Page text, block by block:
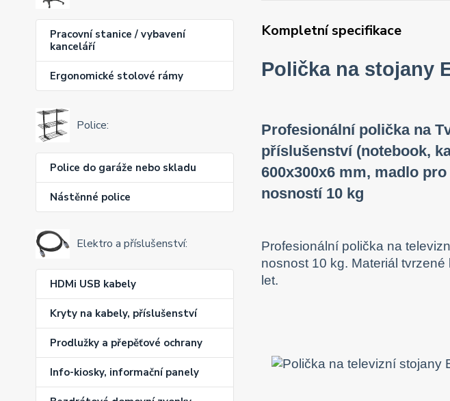
Pracovní stanice / vybavení
kanceláří
Ergonomické stolové rámy
Police:
Police do garáže nebo skladu
Nástěnné police
Elektro a příslušenství:
HDMi USB kabely
Kryty na kabely, příslušenství
Prodlužky a přepěťové ochrany
Info-kiosky, informační panely
Kompletní specifikace
Polička na stojany
Profesionální polička na
příslušenství (notebook,
600x300x6 mm, madlo
nosností 10 kg
Profesionální polička na
nosnost 10 kg. Materiál
let.